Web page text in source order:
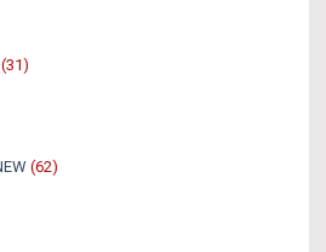
(31)
(62)